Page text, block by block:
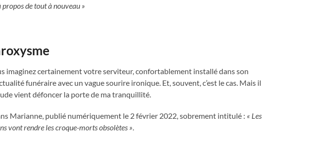
de tout à nouveau »
imaginez certainement votre serviteur, confortablement installé dans son
funéraire avec un vague sourire ironique. Et, souvent, c’est le cas. Mais il
vient défoncer la porte de ma tranquillité.
Marianne, publié numériquement le 2 février 2022, sobrement intitulé : « Les
vont rendre les croque-morts obsolètes »